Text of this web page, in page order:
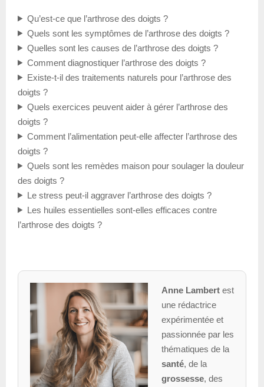
Qu’est-ce que l’arthrose des doigts ?
Quels sont les symptômes de l’arthrose des doigts ?
Quelles sont les causes de l’arthrose des doigts ?
Comment diagnostiquer l’arthrose des doigts ?
Existe-t-il des traitements naturels pour l’arthrose des
doigts ?
Quels exercices peuvent aider à gérer l’arthrose des
doigts ?
Comment l’alimentation peut-elle affecter l’arthrose des
doigts ?
Quels sont les remèdes maison pour soulager la douleur
des doigts ?
Le stress peut-il aggraver l’arthrose des doigts ?
Les huiles essentielles sont-elles efficaces contre
l’arthrose des doigts ?
Anne Lambertest
une rédactrice
expérimentée et
passionnée par les
thématiques de la
santé, de la
grossesse, des